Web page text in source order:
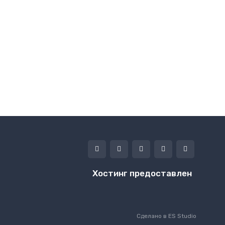
Хостинг предоставлен
Сделано в ES Studio